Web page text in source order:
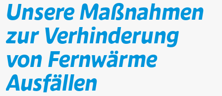
Unsere Maßnahmen
zur Verhinderung
von Fernwärme
Ausfällen